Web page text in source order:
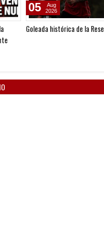
Pocho Román, al ascenso
07
Aug
2026